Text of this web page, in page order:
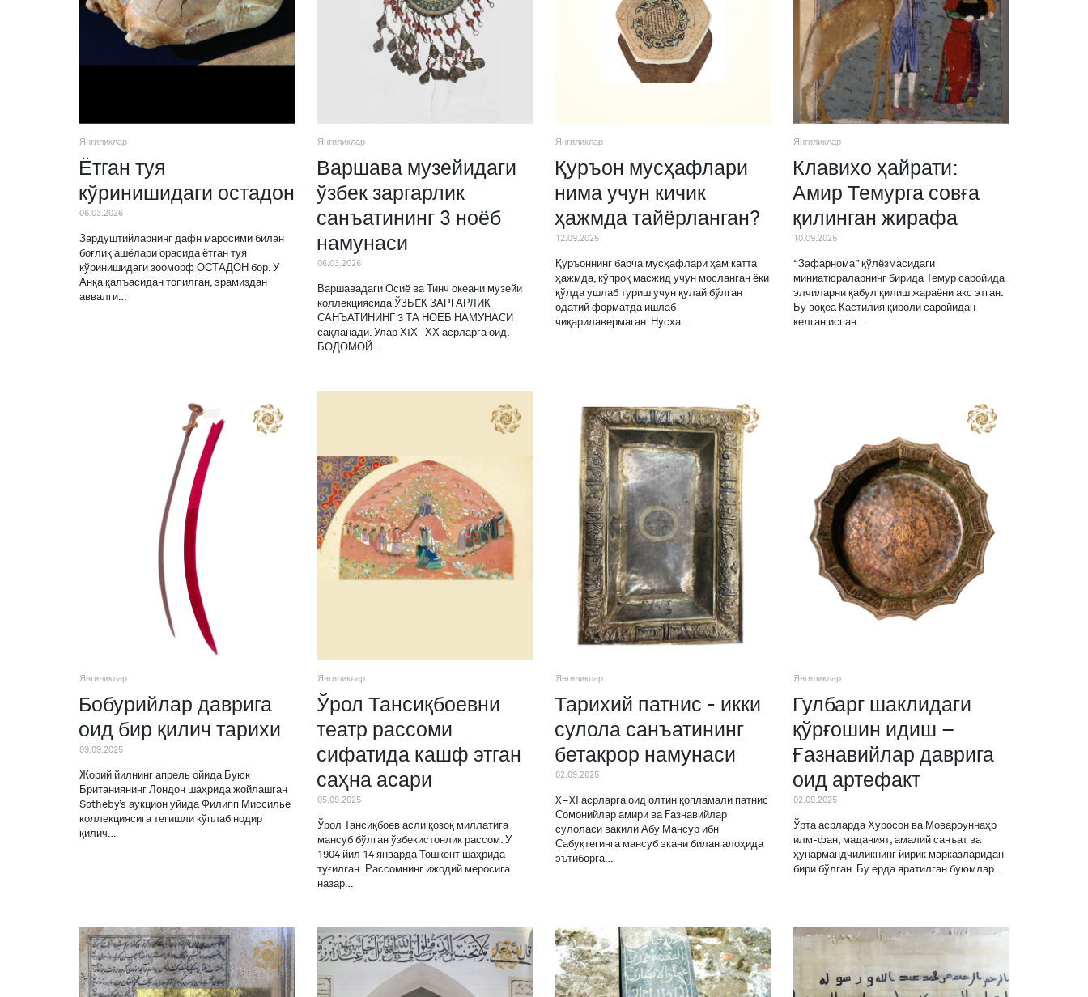
Янгиликлар
Ётган туя
кўринишидаги остадон
06.03.2026
Зардуштийларнинг дафн маросими билан
боғлиқ ашёлари орасида ётган туя
кўринишидаги зооморф ОСТАДОН бор. У
Анқа қалъасидан топилган, эрамиздан
аввалги…
Янгиликлар
Варшава музейидаги
ўзбек заргарлик
санъатининг 3 ноёб
намунаси
06.03.2026
Варшавадаги Осиё ва Тинч океани музейи
коллекциясида ЎЗБEК ЗАРГАРЛИК
САНЪАТИНИНГ 3 ТА НОЁБ НАМУНАСИ
сақланади. Улар ХIХ–ХХ асрларга оид.
БОДОМОЙ…
Янгиликлар
Қуръон мусҳафлари
нима учун кичик
ҳажмда тайёрланган?
12.09.2025
Қуръоннинг барча мусҳафлари ҳам катта
ҳажмда, кўпроқ масжид учун мосланган ёки
қўлда ушлаб туриш учун қулай бўлган
одатий форматда ишлаб
чиқарилавермаган. Нусха…
Янгиликлар
Клавихо ҳайрати:
Амир Темурга совға
қилинган жирафа
10.09.2025
“Зафарнома” қўлёзмасидаги
миниатюраларнинг бирида Темур саройида
элчиларни қабул қилиш жараёни акс этган.
Бу воқеа Кастилия қироли саройидан
келган испан…
Янгиликлар
Бобурийлар даврига
оид бир қилич тарихи
09.09.2025
Жорий йилнинг апрель ойида Буюк
Британиянинг Лондон шаҳрида жойлашган
Sotheby’s аукцион уйида Филипп Мисcилье
коллекциясига тегишли кўплаб нодир
қилич…
Янгиликлар
Ўрол Тансиқбоевни
театр рассоми
сифатида кашф этган
саҳна асари
05.09.2025
Ўрол Тансиқбоев асли қозоқ миллатига
мансуб бўлган ўзбекистонлик рассом. У
1904 йил 14 январда Тошкент шаҳрида
туғилган. Рассомнинг ижодий меросига
назар…
Янгиликлар
Тарихий патнис - икки
сулола санъатининг
бетакрор намунаси
02.09.2025
X–XI асрларга оид олтин қопламали патнис
Сомонийлар амири ва Ғазнавийлар
сулоласи вакили Абу Мансур ибн
Сабуқтегинга мансуб экани билан алоҳида
эътиборга…
Янгиликлар
Гулбарг шаклидаги
қўрғошин идиш –
Ғазнавийлар даврига
оид артефакт
02.09.2025
Ўрта асрларда Хуросон ва Мовароуннаҳр
илм-фан, маданият, амалий санъат ва
ҳунармандчиликнинг йирик марказларидан
бири бўлган. Бу ерда яратилган буюмлар…